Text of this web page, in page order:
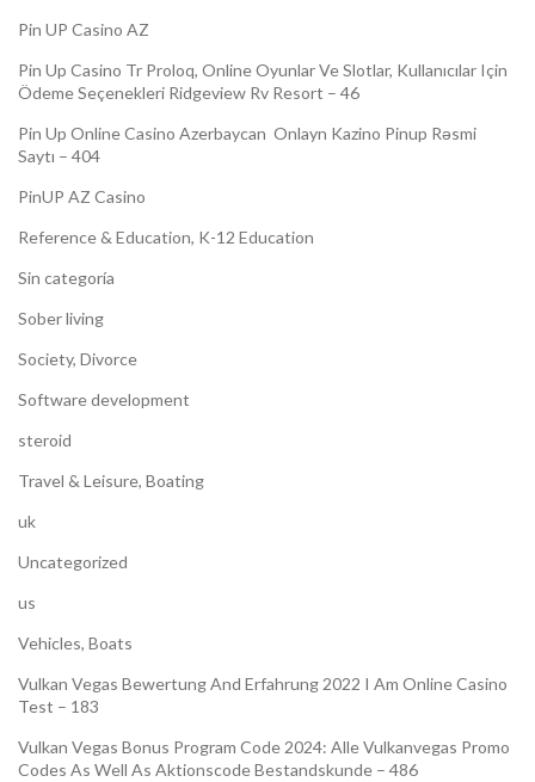
Pin UP Casino AZ
Pin Up Casino Tr Proloq, Online Oyunlar Ve Slotlar, Kullanıcılar Için
Ödeme Seçenekleri Ridgeview Rv Resort – 46
Pin Up Online Casino Azerbaycan ️ Onlayn Kazino Pinup Rəsmi
Saytı – 404
PinUP AZ Casino
Reference & Education, K-12 Education
Sin categoría
Sober living
Society, Divorce
Software development
steroid
Travel & Leisure, Boating
uk
Uncategorized
us
Vehicles, Boats
Vulkan Vegas Bewertung And Erfahrung 2022 I Am Online Casino
Test – 183
Vulkan Vegas Bonus Program Code 2024: Alle Vulkanvegas Promo
Codes As Well As Aktionscode Bestandskunde – 486